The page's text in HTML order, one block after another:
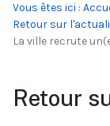
Vous êtes ici :
Retour sur
La ville recrute
Retour